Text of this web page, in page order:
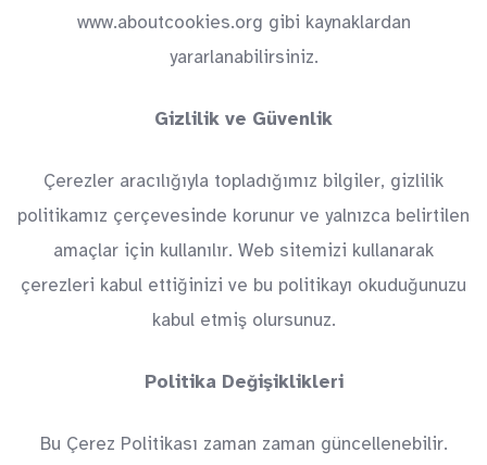
www.aboutcookies.org gibi kaynaklardan
yararlanabilirsiniz.
Gizlilik ve Güvenlik
Çerezler aracılığıyla topladığımız bilgiler, gizlilik
politikamız çerçevesinde korunur ve yalnızca belirtilen
amaçlar için kullanılır. Web sitemizi kullanarak
çerezleri kabul ettiğinizi ve bu politikayı okuduğunuzu
kabul etmiş olursunuz.
Politika Değişiklikleri
Bu Çerez Politikası zaman zaman güncellenebilir.